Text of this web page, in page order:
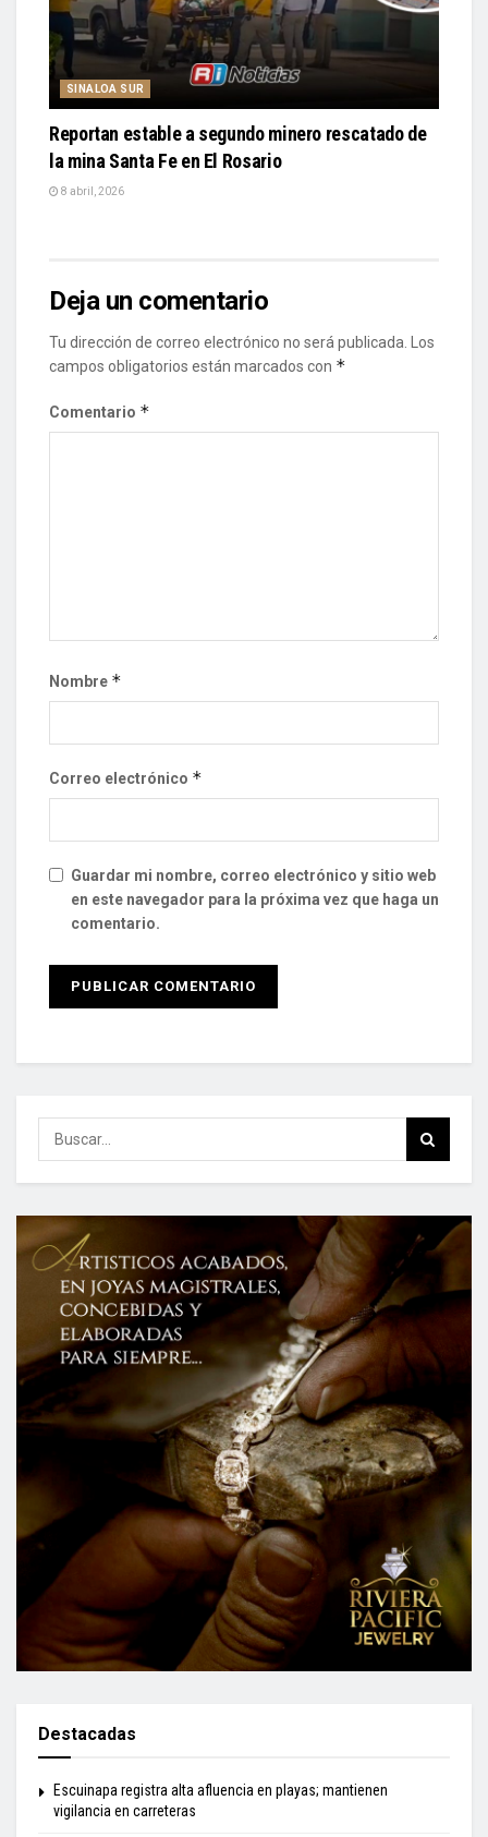
SINALOA SUR
Reportan estable a segundo minero rescatado de
la mina Santa Fe en El Rosario
8 abril, 2026
Deja un comentario
Tu dirección de correo electrónico no será publicada. Los
campos obligatorios están marcados con *
Comentario *
Nombre *
Correo electrónico *
Guardar mi nombre, correo electrónico y sitio web
en este navegador para la próxima vez que haga un
comentario.
Destacadas
Escuinapa registra alta afluencia en playas; mantienen
vigilancia en carreteras